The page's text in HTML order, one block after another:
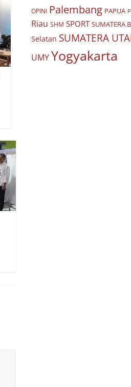
OPINI Palembang PAPUA
Riau SHM SPORT SUMATERA
Selatan SUMATERA
UMYYogyakarta